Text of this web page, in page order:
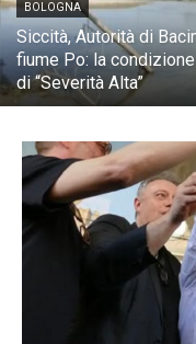
BOLOGNA
Siccità, Autorità di
fiume Po: la
di “Severità Alta”